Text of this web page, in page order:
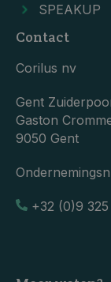
SPEAKUP
Contact
Corilus nv
Gent
Gaston
9050 Gent
+32 (0)9